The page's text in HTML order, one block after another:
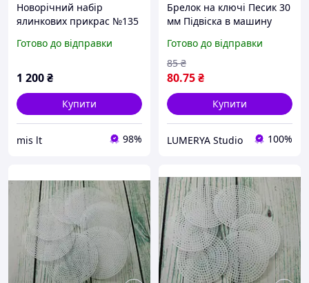
Новорічний набір
ялинкових прикрас №135
ажурні фігурні іграшки 8
Готово до відправки
1 200₴
Купити
mis lt 98%
Брелок на ключі Песик 30
мм Підвіска в машину
собачки Статуетка щеня
Іграшка на робочий стіл
Готово до відправки
80.75₴
85 ₴
Купити
LUMERYA Studio 100%